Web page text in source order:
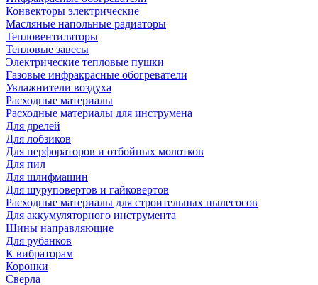
Конвекторы электрические
Масляные напольные радиаторы
Тепловентиляторы
Тепловые завесы
Электрические тепловые пушки
Газовые инфракрасные обогреватели
Увлажнители воздуха
Расходные материалы
Расходные материалы для инструмена
Для дрелей
Для лобзиков
Для перфораторов и отбойных молотков
Для пил
Для шлифмашин
Для шуруповертов и гайковертов
Расходные материалы для строительных пылесосов
Для аккумуляторного инструмента
Шины направляющие
Для рубанков
К вибраторам
Коронки
Сверла